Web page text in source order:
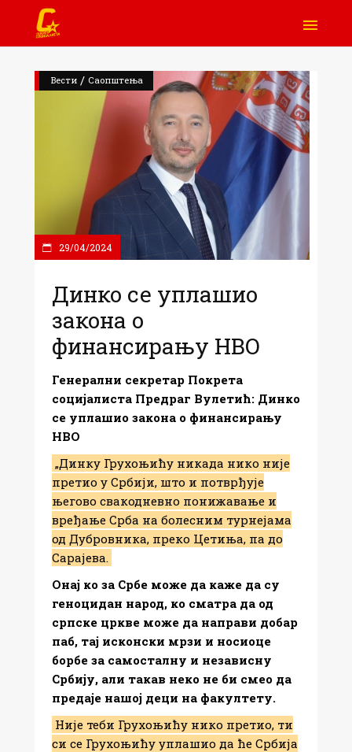
Вести / Саопштења
29/04/2024
Динко се уплашио
закона о
финансирању НВО
Генерални секретар Покрета
социјалиста Предраг Вулетић: Динко
се уплашио закона о финансирању
НВО
„Динку Грухоњићу никада нико није
претио у Србији, што и потврђује
његово свакодневно понижавање и
вређање Срба на болесним турнејама
од Дубровника, преко Цетиња, па до
Сарајева.
Онај ко за Србе може да каже да су
геноцидан народ, ко сматра да од
српске цркве може да направи добар
паб, тај исконски мрзи и носиоце
борбе за самосталну и независну
Србију, али такав неко не би смео да
предаје нашој деци на факултету.
Није теби Грухоњићу нико претио, ти
си се Грухоњићу уплашио да ће Србија